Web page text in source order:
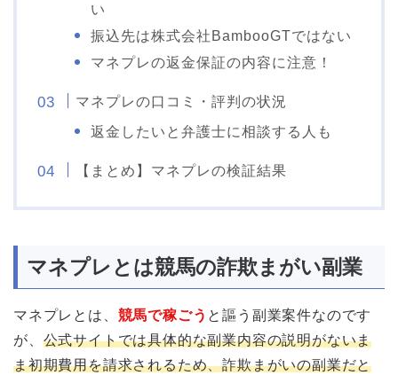
い
振込先は株式会社BambooGTではない
マネプレの返金保証の内容に注意！
マネプレの口コミ・評判の状況
返金したいと弁護士に相談する人も
【まとめ】マネプレの検証結果
マネプレとは競馬の詐欺まがい副業
マネプレとは、 競馬で稼ごう と謳う副業案件なのです
が、 公式サイトでは具体的な副業内容の説明がないま
ま初期費用を請求されるため、詐欺まがいの副業だと